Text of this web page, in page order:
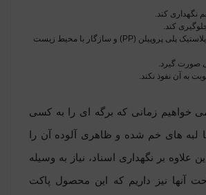
نگهداری کند.
کند.
با کیفیت بالا، از پلاستیک پلی پروپیلن (PP) و سازگار با محیط زیست
صورت گیرد.
به آن نفوذ نکند.
خواهیم زمانی که برگه ای را به کسی
لبه های خم شده و ظاهری آلوده آن را
علاوه بر نگهداری اسناد، نیاز به وسیله
آنها نیز داریم که این محصول پاکت